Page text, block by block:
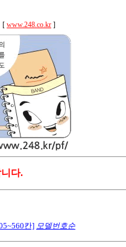
[ www.248.co.kr ]
다.
칸] 모델번호순